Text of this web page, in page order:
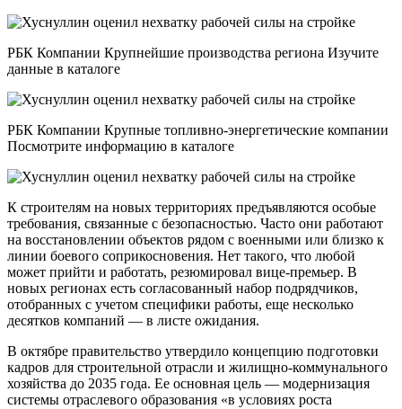
РБК Компании Крупнейшие производства региона Изучите
данные в каталоге
РБК Компании Крупные топливно-энергетические компании
Посмотрите информацию в каталоге
К строителям на новых территориях предъявляются особые
требования, связанные с безопасностью. Часто они работают
на восстановлении объектов рядом с военными или близко к
линии боевого соприкосновения. Нет такого, что любой
может прийти и работать, резюмировал вице-премьер. В
новых регионах есть согласованный набор подрядчиков,
отобранных с учетом специфики работы, еще несколько
десятков компаний — в листе ожидания.
В октябре правительство утвердило концепцию подготовки
кадров для строительной отрасли и жилищно-коммунального
хозяйства до 2035 года. Ее основная цель — модернизация
системы отраслевого образования «в условиях роста